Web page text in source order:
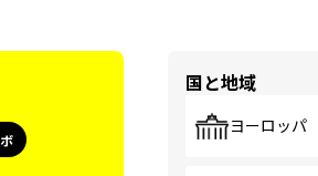
国と地域
ヨーロッパ